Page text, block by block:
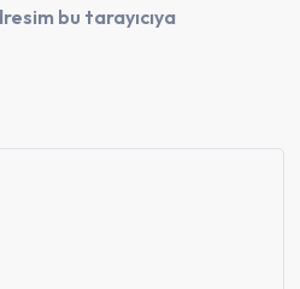
bu tarayıcıya